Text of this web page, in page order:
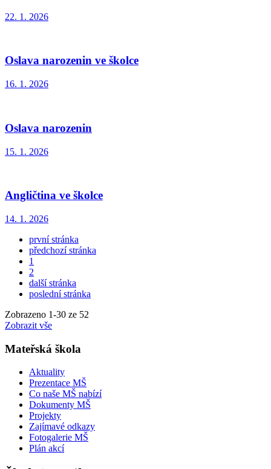
22. 1. 2026
Oslava narozenin ve školce
16. 1. 2026
Oslava narozenin
15. 1. 2026
Angličtina ve školce
14. 1. 2026
první stránka
předchozí stránka
1
2
další stránka
poslední stránka
Zobrazeno 1-30 ze 52
Zobrazit vše
Mateřská škola
Aktuality
Prezentace MŠ
Co naše MŠ nabízí
Dokumenty MŠ
Projekty
Zajímavé odkazy
Fotogalerie MŠ
Plán akcí